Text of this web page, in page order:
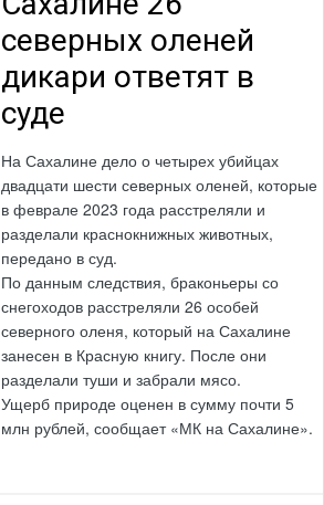
северных оленей
дикари ответят в
суде
На Сахалине дело о четырех убийцах
двадцати шести северных оленей, которые
в феврале 2023 года расстреляли и
разделали краснокнижных животных,
передано в суд.
По данным следствия, браконьеры со
снегоходов расстреляли 26 особей
северного оленя, который на Сахалине
занесен в Красную книгу. После они
разделали туши и забрали мясо.
Ущерб природе оценен в сумму почти 5
млн рублей, сообщает «МК на Сахалине».